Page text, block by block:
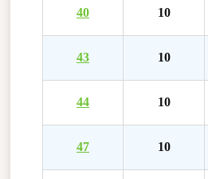
40 10
43 10
44 10
47 10